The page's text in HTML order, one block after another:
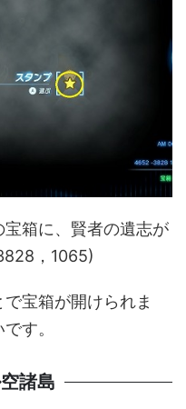
箱に、賢者の遺志が
，1065)
宝箱が開けられま
す。
諸島